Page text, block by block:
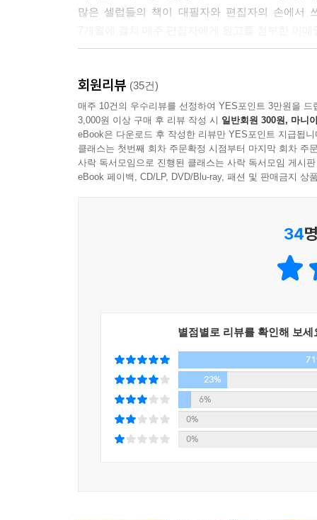
나는 이제 알 수 없는 성분으로 가득한 바디로션
-‘코코넛 오일에 홀릭하다’
--- 본문 중에서
많은 셀럽들의 책이 대필자와 편집자의 손에서
talk’ 중에서
한혜진은 운동을 잘한다. 수년 동안 매일 2
유산소운동이고, 2kg짜리 덤벨만 있으면 10분 만
가장 솔직하게 자신의 몸이 무너진 순간을 고백
가지다. 더 많은 여자가 스스로를 가꾸고, 그래서
“자신을 가꾸는 일을 ‘시작’하세요.” 이 책을 통
뷰티, 멘탈 관리 노하우를 차근차근 알려준다.
만드는 법, 다이어트를 하면서 초콜릿과 짜장면
아무나 할 수 있는 이야기가 아니다. 수도 없이 경
4. 1권 같은 책 속 책, 〈한혜진 운동책〉
회원리뷰 (35건)
매주 10건의 우수리뷰를 선정하여 YES포인트 3만원을 드
3,000원 이상 구매 후 리뷰 작성 시 일반회원 300원, 마니
eBook은 다운로드 후 작성한 리뷰만 YES포인트 지급됩니
클래스는 첫번째 회차 주문확정 시점부터 마지막 회차 주
사락 독서모임으로 진행된 클래스는 사락 독서모임 게시
eBook 페이백, CD/LP, DVD/Blu-ray, 패션 및 판매금지 상
34
별점별로 리뷰를 확인해 보세
23%
6%
0%
0%